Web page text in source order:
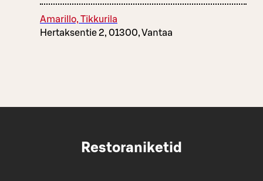
Amarillo, Tikkurila
Hertaksentie 2, 01300, Vantaa
Restoraniketid